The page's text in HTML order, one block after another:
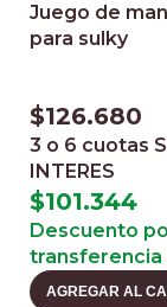
Juego de
para sulky
$126.680
3 o 6 cuotas
INTERES
$101.344
Descuento
transferencia
AGREGAR AL